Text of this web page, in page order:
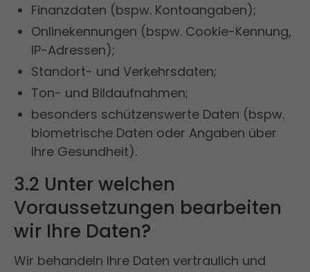
Finanzdaten (bspw. Kontoangaben);
Onlinekennungen (bspw. Cookie-Kennung,
IP-Adressen);
Standort- und Verkehrsdaten;
Ton- und Bildaufnahmen;
besonders schützenswerte Daten (bspw.
biometrische Daten oder Angaben über
Ihre Gesundheit).
3.2 Unter welchen
Voraussetzungen bearbeiten
wir Ihre Daten?
Wir behandeln Ihre Daten vertraulich und